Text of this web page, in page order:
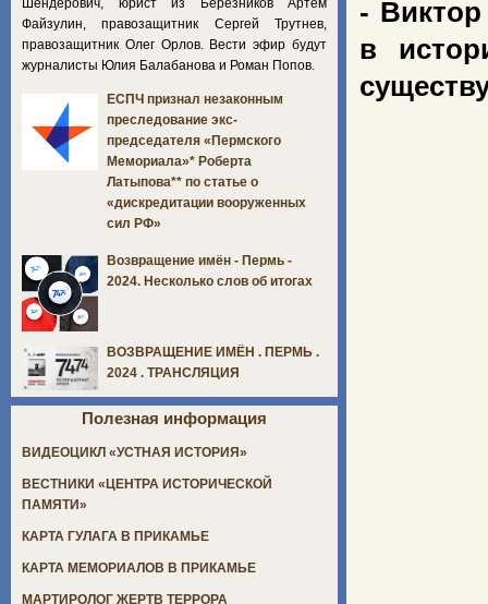
- Виктор
в
Шендерович, юрист из Березников Артём
Файзулин, правозащитник Сергей Трутнев,
правозащитник Олег Орлов. Вести эфир будут
журналисты Юлия Балабанова и Роман Попов.
ЕСПЧ признал незаконным
преследование экс-
председателя «Пермского
Мемориала»* Роберта
Латыпова** по статье о
«дискредитации вооруженных
сил РФ»
Возвращение имён - Пермь -
2024. Несколько слов об итогах
ВОЗВРАЩЕНИЕ ИМЁН . ПЕРМЬ .
2024 . ТРАНСЛЯЦИЯ
Полезная информация
ВИДЕОЦИКЛ «УСТНАЯ ИСТОРИЯ»
ВЕСТНИКИ «ЦЕНТРА ИСТОРИЧЕСКОЙ
ПАМЯТИ»
КАРТА ГУЛАГА В ПРИКАМЬЕ
КАРТА МЕМОРИАЛОВ В ПРИКАМЬЕ
МАРТИРОЛОГ ЖЕРТВ ТЕРРОРА